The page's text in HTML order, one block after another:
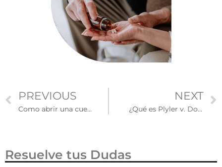
PREVIOUS
Como abrir una cuenta de ahorro como inmigrante en Estados Unidos
NEXT
¿Qué es Plyler v. Doe, el caso de la Suprema Corte que permite la educación de niños indocumentados?
Resuelve tus Dudas